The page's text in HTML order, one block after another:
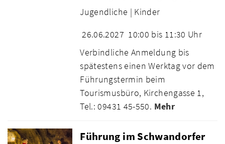
Jugendliche | Kinder
26.06.2027 10:00 bis 11:30 Uhr
Verbindliche Anmeldung bis
spätestens einen Werktag vor dem
Führungstermin beim
Tourismusbüro, Kirchengasse 1,
Tel.: 09431 45-550. Mehr
Führung im Schwandorfer